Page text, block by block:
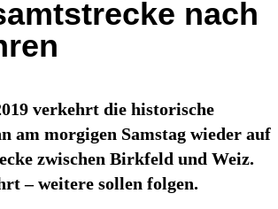
nach
verkehrt die historische
am morgigen Samstag wieder auf
zwischen Birkfeld und Weiz.
– weitere sollen folgen.